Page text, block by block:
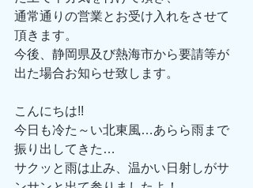
通常通りの営業とお受け入れをさせて
頂きます。
今後、静岡県及び熱海市から要請等が
出た場合お知らせ致します。
こんにちは!!
今日も冷た～い北東風…あらら雨まで
振り出してきた…
サクッと雨は止み、温かい日射しがサ